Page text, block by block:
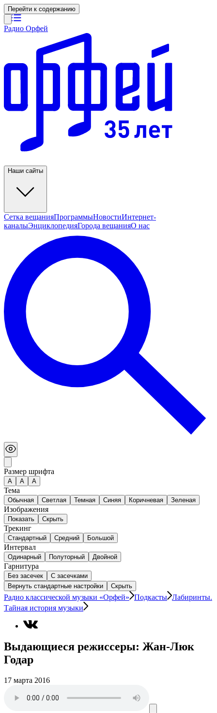
Перейти к содержанию
Радио Орфей
Наши сайты
Сетка вещанияПрограммыНовостиИнтернет-
каналыЭнциклопедияГорода вещанияО нас
Размер шрифта
А A A
Тема
Обычная Светлая Темная Синяя Коричневая Зеленая
Изображения
Показать Скрыть
Трекинг
Стандартный Средний Большой
Интервал
Одинарный Полуторный Двойной
Гарнитура
Без засечек
С засечками
Вернуть стандартные настройки
Скрыть
Радио классической музыки «Орфей» Подкасты Лабиринты.
Тайная история музыки
Выдающиеся режиссеры: Жан-Люк
Годар
17 марта 2016